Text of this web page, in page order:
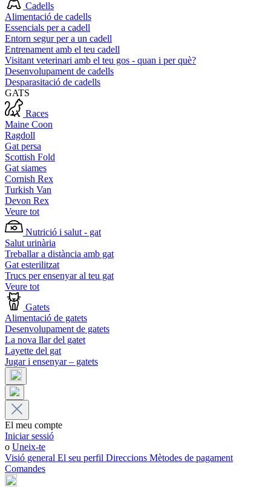
Cadells
Alimentació de cadells
Essencials per a cadell
Entorn segur per a un cadell
Entrenament amb el teu cadell
Visitant veterinari amb el teu gos - quan i per què?
Desenvolupament de cadells
Desparasitació de cadells
GATS
Races
Maine Coon
Ragdoll
Gat persa
Scottish Fold
Gat siames
Cornish Rex
Turkish Van
Devon Rex
Veure tot
Nutrició i salut - gat
Salut urinària
Treballar a distància amb gat
Gat esterilitzat
Trucs per ensenyar al teu gat
Veure tot
Gatets
Alimentació de gatets
Desenvolupament de gatets
La nova llar del gatet
Layette del gat
Jugar i ensenyar – gatets
El meu compte
Iniciar sessió
o Uneix-te
Visió general El seu perfil Direccions Mètodes de pagament
Comandes